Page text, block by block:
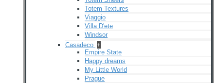
Totem Textures
Viaggio
Villa D'ete
Windsor
Casadeco +
Empire State
Happy dreams
My Little World
Prague